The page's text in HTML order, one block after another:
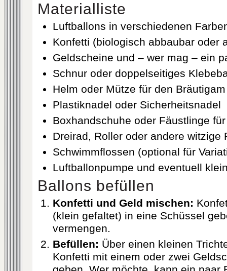
Materialliste
Luftballons in verschiedenen
Konfetti (biologisch abbaubar oder
Geldscheine und – wer mag – ein
Schnur oder doppelseitiges
Helm oder Mütze für den Bräutigam
Plastiknadel oder Sicherheitsnadel
Boxhandschuhe oder Fäustlinge
Dreirad, Roller oder andere witzige
Schwimmflossen (optional für
Luftballonpumpe und eventuell
Ballons befüllen
Konfetti und Geld mischen:
(klein gefaltet) in eine Schüssel
vermengen.
Befüllen: Über einen kleinen
Konfetti mit einem oder zwei